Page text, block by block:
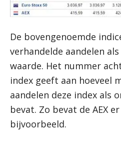
De bovengenoemde
verhandelde aandelen
waarde. Het nummer
index geeft aan hoeveel
aandelen deze index als
bevat. Zo bevat de AEX
bijvoorbeeld.